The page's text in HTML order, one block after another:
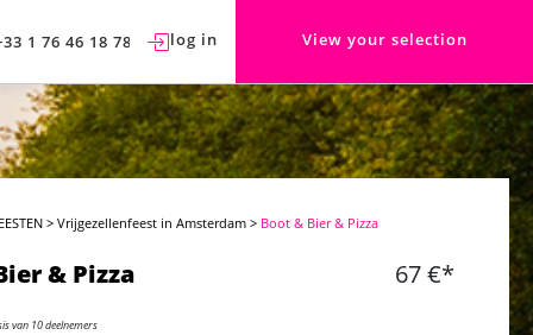
1 76 46 18 78 log in View your selection
>Vrijgezellenfeest in Amsterdam > Boot & Bier & Pizza
& Pizza 67 €*
van 10 deelnemers